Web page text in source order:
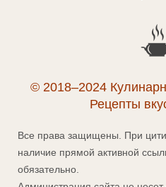
© 2018–2024
Рецепты
Все права защищены. При
наличие прямой активной
обязательно.